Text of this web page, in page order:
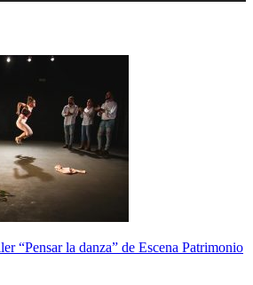
“Pensar la danza” de Escena Patrimonio